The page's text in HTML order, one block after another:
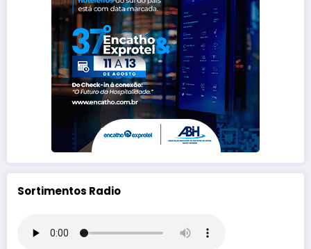
Sortimentos Radio